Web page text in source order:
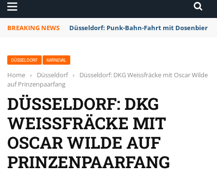
BREAKING NEWS Düsseldorf: Punk-Bahn-Fahrt mit Dosenbier
DÜSSELDORF KARNEVAL
Home › Düsseldorf ›
Düsseldorf: DKG Weissfräcke mit Oscar Wilde
auf Prinzenpaarfang
DÜSSELDORF: DKG
WEISSFRÄCKE MIT
OSCAR WILDE AUF
PRINZENPAARFANG